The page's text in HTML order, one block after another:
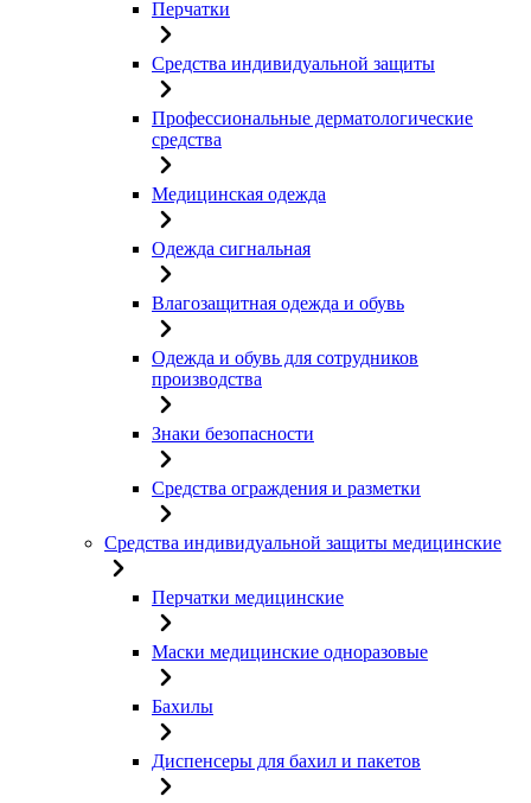
Перчатки
Средства индивидуальной защиты
Профессиональные дерматологические
средства
Медицинская одежда
Одежда сигнальная
Влагозащитная одежда и обувь
Одежда и обувь для сотрудников
производства
Знаки безопасности
Средства ограждения и разметки
Средства индивидуальной защиты медицинские
Перчатки медицинские
Маски медицинские одноразовые
Бахилы
Диспенсеры для бахил и пакетов